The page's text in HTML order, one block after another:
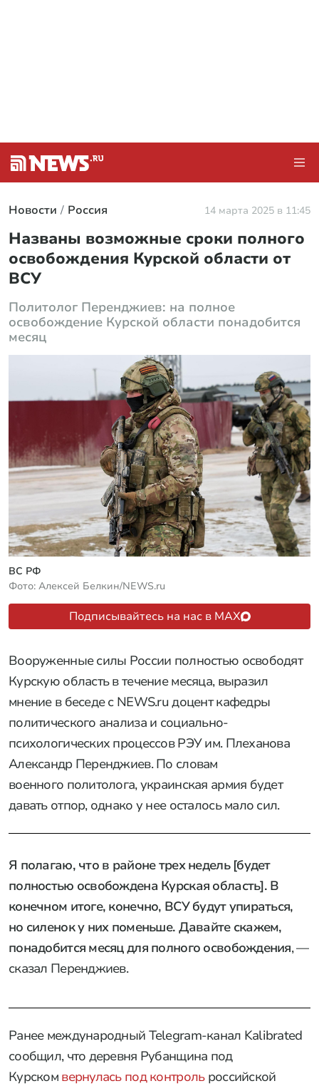
Новости Россия 14 марта 2025 в 11:45
Названы возможные сроки полного
освобождения Курской области от
ВСУ
Политолог Перенджиев: на полное
освобождение Курской области понадобится
месяц
ВС РФ
Фото: Алексей Белкин/NEWS.ru
Подписывайтесь на нас в MAX
Вооруженные силы России полностью освободят
Курскую область в течение месяца, выразил
мнение в беседе с NEWS.ru доцент кафедры
политического анализа и социально-
психологических процессов РЭУ им. Плеханова
Александр Перенджиев. По словам
военного политолога, украинская армия будет
давать отпор, однако у нее осталось мало сил.
Я полагаю, что в районе трех недель [будет
полностью освобождена Курская область]. В
конечном итоге, конечно, ВСУ будут упираться,
но силенок у них поменьше. Давайте скажем,
понадобится месяц для полного освобождения, —
сказал Перенджиев.
Ранее международный Telegram-канал Kalibrated
сообщил, что деревня Рубанщина под
Курском вернулась под контрольроссийской